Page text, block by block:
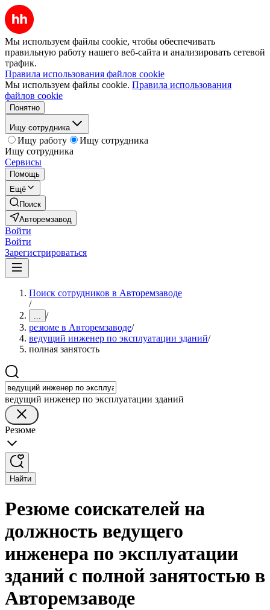
Мы используем файлы cookie, чтобы обеспечивать
правильную работу нашего веб-сайта и анализировать сетевой
трафик.
Правила использования файлов cookie
Мы используем файлы cookie. Правила использования
файлов cookie
Понятно
Ищу сотрудника
Ищу работу
Ищу сотрудника
Ищу сотрудника
Сервисы
Помощь
Ещё
Поиск
Авторемзавод
Войти
Войти
Зарегистрироваться
Поиск сотрудников в Авторемзаводе
/
... /
резюме в Авторемзаводе/
ведущий инженер по эксплуатации зданий/
полная занятость
ведущий инженер по эксплуатации зданий
Резюме
Найти
Резюме соискателей на
должность ведущего
инженера по эксплуатации
зданий с полной занятостью в
Авторемзаводе